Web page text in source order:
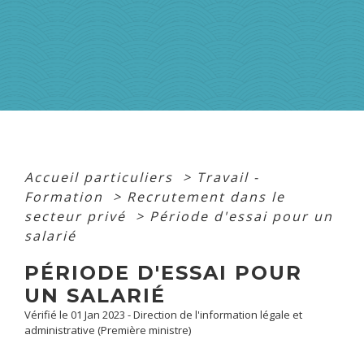
Accueil particuliers > Travail -
Formation
> Recrutement dans le
secteur privé
> Période d'essai pour un
salarié
PÉRIODE D'ESSAI POUR
UN SALARIÉ
Vérifié le 01 Jan 2023 - Direction de l'information légale et
administrative (Première ministre)